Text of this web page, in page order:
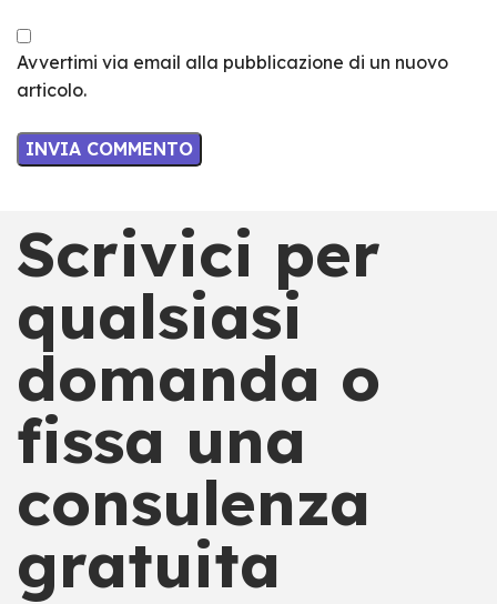
Avvertimi via email alla pubblicazione di un nuovo
articolo.
Scrivici per
qualsiasi
domanda o
fissa una
consulenza
gratuita